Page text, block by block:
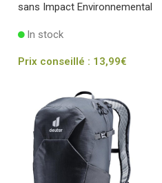
sans Impact Environnemental
In stock
Prix conseillé : 13,99€